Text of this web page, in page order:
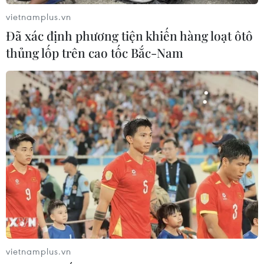
Cà Mau xây tượng cụm tượng đài "Chuyến
tàu tập kết ra Bắc 1954’"
25/08/2022 07:52
Theo Quy hoạch chi tiết được Sở Xây dựng tỉnh Cà Mau
công bố vị trí xây dựng cụm tượng đài nằm ở phía bờ
Nam của cửa sông Ông Đốc; gắn với tượng đài là khu
vực công viên, bến tàu du lịch....
vietnamplus.vn
Đã xác định phương tiện khiến hàng loạt ôtô
thủng lốp trên cao tốc Bắc-Nam
vietnamplus.vn